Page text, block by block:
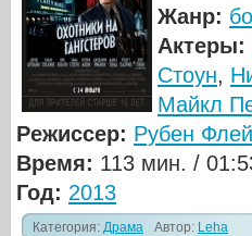
Жанр:
Актеры:
Стоун,
Майкл
Режиссер: Рубен
Время: 113 мин. /
Год: 2013
Категория: Драма Автор: Leha